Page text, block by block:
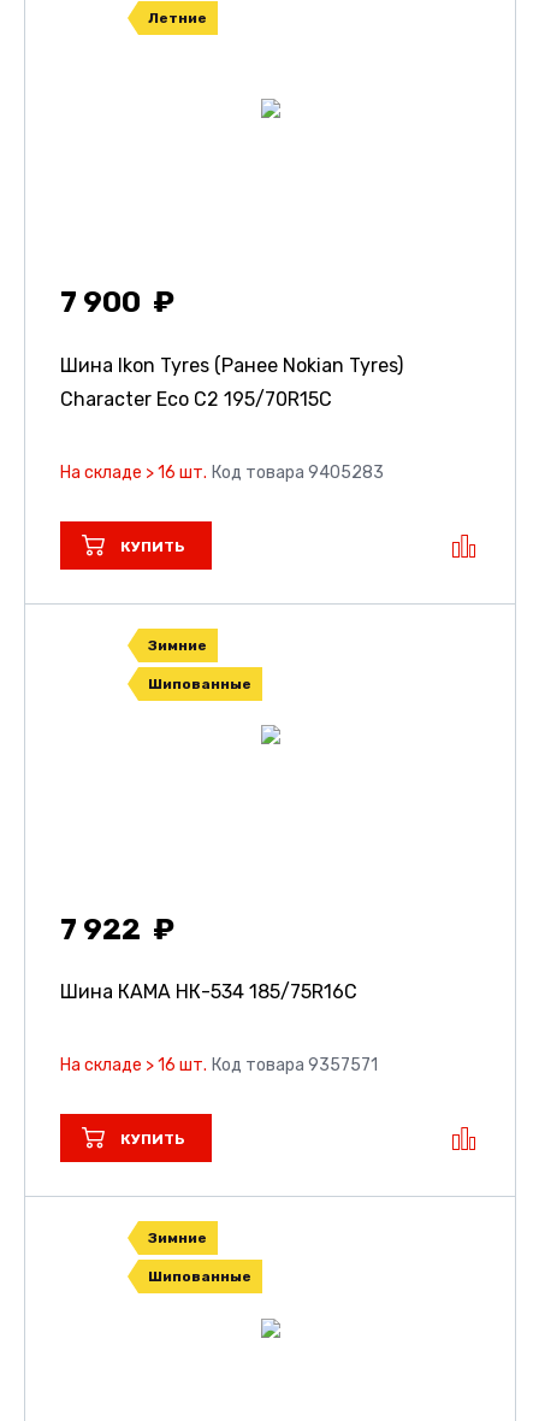
Летние
7 900
Шина Ikon Tyres (Ранее Nokian Tyres)
Character Eco C2 195/70R15C
На складе > 16 шт. Код товара 9405283
КУПИТЬ
Зимние
Шипованные
7 922
Шина КАМА НК-534 185/75R16C
На складе > 16 шт. Код товара 9357571
КУПИТЬ
Зимние
Шипованные